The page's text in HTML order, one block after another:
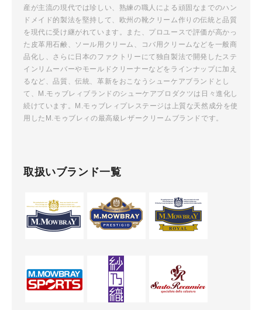
産が主流の現代では珍しい、熟練の職人による頑固なまでのハン
ドメイド的製法を堅持して、欧州の靴クリーム作りの伝統と品質
を現代に受け継がれています。また、プロユースで評価が高かっ
た皮革用石鹸、ソール用クリーム、コバ用クリームなどを一般商
品化し、さらに日本のファクトリーにて独自製法で開発したステ
インリムーバーやモールドクリーナーなどをラインナップに加え
るなど、品質、伝統、革新をおこなうシューケアブランドとし
て、M.モゥブレィブランドのシューケアプロダクツは日々進化し
続けています。M.モゥブレィプレステージは上質な天然成分を使
用したM.モゥブレィの最高級レザークリームブランドです。
取扱いブランド一覧